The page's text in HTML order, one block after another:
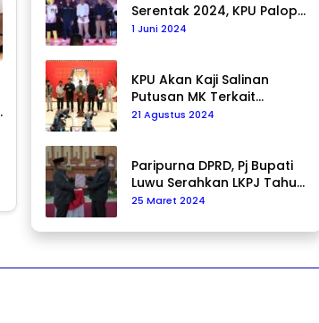
Serentak 2024, KPU Palopo
Ajak Masyarakat Ciptakan
1 Juni 2024
KPU Akan Kaji Salinan
Putusan MK Terkait
Pencalonan Pilkada
21 Agustus 2024
Paripurna DPRD, Pj Bupati
Luwu Serahkan LKPJ Tahun
2023
25 Maret 2024